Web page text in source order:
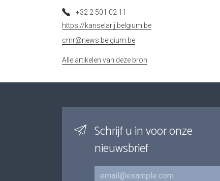
+32 2 501 02 11
https://kanselarij.belgium.be
cmr@news.belgium.be
Alle artikelen van deze bron
Schrijf u in voor onze
nieuwsbrief
E-mail